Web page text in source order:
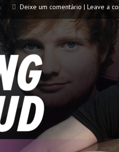
Deixe um comentário | Leave a